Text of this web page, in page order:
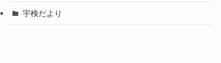
宇検だより